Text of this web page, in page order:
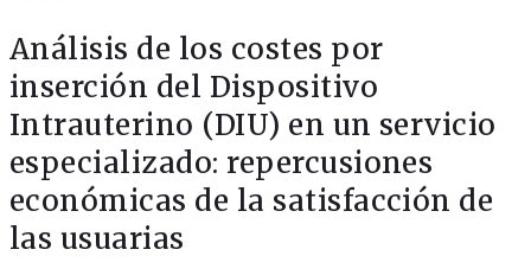
Análisis de los costes por
inserción del Dispositivo
Intrauterino (DIU) en un servicio
especializado: repercusiones
económicas de la satisfacción de
las usuarias